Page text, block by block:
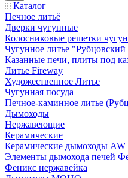
Каталог
Печное литьё
Дверки чугунные
Колосниковые решетки
Чугунное литье
Казанные печи, плиты под
Литье Fireway
Художественное Литье
Чугунная посуда
Печное-каминное литье
Дымоходы
Нержавеющие
Керамические
Керамические дымоходы
Элементы дымохода печей
Феникс нержавейка